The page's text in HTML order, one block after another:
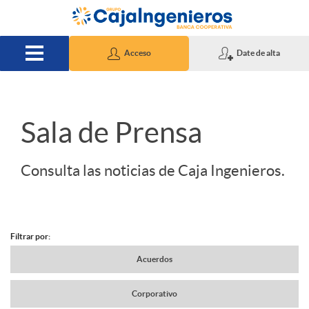
Saltar al contenido principal
Acceso Date de alta
S
Sala de Prensa
Consulta las noticias de Caja Ingenieros.
N
Filtrar por:
Acuerdos
Corporativo